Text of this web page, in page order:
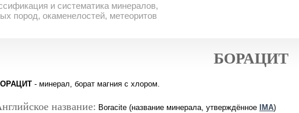
и систематика минералов,
пород, окаменелостей, метеоритов
БОРАЦИТ
- минерал, борат магния с хлором.
название: Boracite (название минерала, утверждённое IMA)